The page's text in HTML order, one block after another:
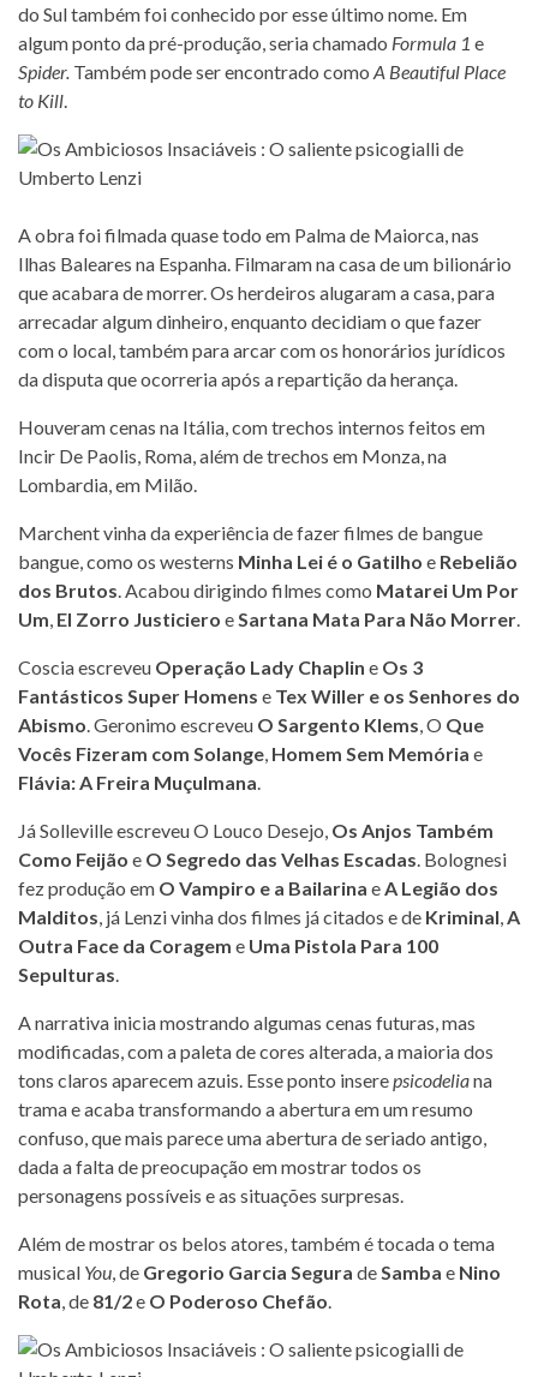
do Sul também foi conhecido por esse último nome. Em
algum ponto da pré-produção, seria chamado Formula 1 e
Spider. Também pode ser encontrado como A Beautiful Place
to Kill.
A obra foi filmada quase todo em Palma de Maiorca, nas
Ilhas Baleares na Espanha. Filmaram na casa de um bilionário
que acabara de morrer. Os herdeiros alugaram a casa, para
arrecadar algum dinheiro, enquanto decidiam o que fazer
com o local, também para arcar com os honorários jurídicos
da disputa que ocorreria após a repartição da herança.
Houveram cenas na Itália, com trechos internos feitos em
Incir De Paolis, Roma, além de trechos em Monza, na
Lombardia, em Milão.
Marchent vinha da experiência de fazer filmes de bangue
bangue, como os westerns Minha Lei é o Gatilho e Rebelião
dos Brutos. Acabou dirigindo filmes como Matarei Um Por
Um, El Zorro Justiciero eSartana Mata Para Não Morrer.
Coscia escreveu Operação Lady Chaplin e Os 3
Fantásticos Super Homens e Tex Willer e os Senhores do
Abismo. Geronimo escreveu O Sargento Klems, O Que
Vocês Fizeram com Solange, Homem Sem Memória e
Flávia: A Freira Muçulmana.
Já Solleville escreveu O Louco Desejo, Os Anjos Também
Como Feijão e O Segredo das Velhas Escadas. Bolognesi
fez produção em O Vampiro e a Bailarina eA Legião dos
Malditos, já Lenzi vinha dos filmes já citados e de Kriminal,A
Outra Face da Coragem e Uma Pistola Para 100
Sepulturas.
A narrativa inicia mostrando algumas cenas futuras, mas
modificadas, com a paleta de cores alterada, a maioria dos
tons claros aparecem azuis. Esse ponto inserepsicodeliana
trama e acaba transformando a abertura em um resumo
confuso, que mais parece uma abertura de seriado antigo,
dada a falta de preocupação em mostrar todos os
personagens possíveis e as situações surpresas.
Além de mostrar os belos atores, também é tocada o tema
musical You, de Gregorio Garcia Segura deSamba e Nino
Rota, de 81/2e O Poderoso Chefão.